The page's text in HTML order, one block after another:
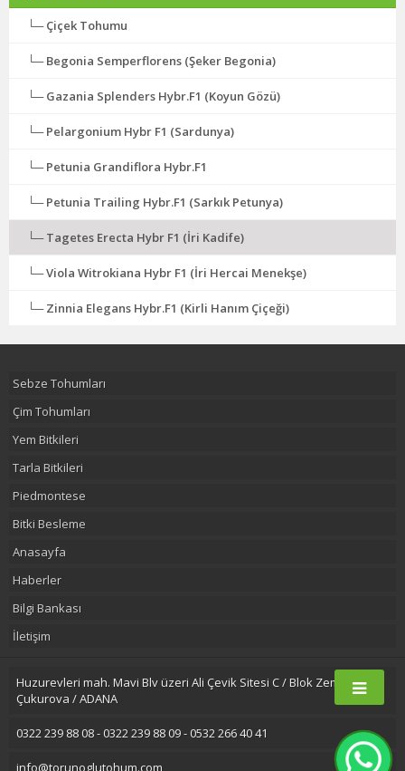
Çiçek Tohumu
Begonia Semperflorens (Şeker Begonia)
Gazania Splenders Hybr.F1 (Koyun Gözü)
Pelargonium Hybr F1 (Sardunya)
Petunia Grandiflora Hybr.F1
Petunia Trailing Hybr.F1 (Sarkık Petunya)
Tagetes Erecta Hybr F1 (İri Kadife)
Viola Witrokiana Hybr F1 (İri Hercai Menekşe)
Zinnia Elegans Hybr.F1 (Kirli Hanım Çiçeği)
Sebze Tohumları
Çim Tohumları
Yem Bitkileri
Tarla Bitkileri
Piedmontese
Bitki Besleme
Anasayfa
Haberler
Bilgi Bankası
İletişim
Huzurevleri mah. Mavi Blv üzeri Ali Çevik Sitesi C / Blok Zemin Kat
Çukurova / ADANA
0322 239 88 08 - 0322 239 88 09 - 0532 266 40 41
info@torunoglutohum.com